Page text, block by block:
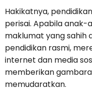
Hakikatnya,
perisai. Apabila
maklumat yang sahih
pendidikan rasmi,
internet dan media
memberikan
memudaratkan.